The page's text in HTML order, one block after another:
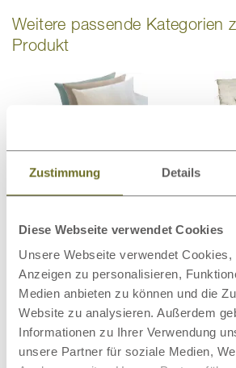
Zustimmung Details
Diese Webseite verwendet Cookies
Unsere Webseite verwendet Cookies,
Anzeigen zu personalisieren,
Medien anbieten zu können und die
Website zu analysieren. Außerdem
Informationen zu Ihrer Verwendung
unsere Partner für soziale Medien,
Weitere passende Kategorien
Produkt
Bio-Bettwäsche
Matratzenschoner